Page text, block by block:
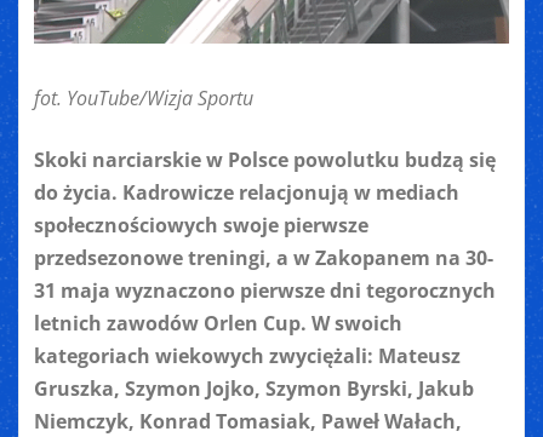
fot. YouTube/Wizja Sportu
Skoki narciarskie w Polsce powolutku budzą się
do życia. Kadrowicze relacjonują w mediach
społecznościowych swoje pierwsze
przedsezonowe treningi, a w Zakopanem na 30-
31 maja wyznaczono pierwsze dni tegorocznych
letnich zawodów Orlen Cup. W swoich
kategoriach wiekowych zwyciężali: Mateusz
Gruszka, Szymon Jojko, Szymon Byrski, Jakub
Niemczyk, Konrad Tomasiak, Paweł Wałach,